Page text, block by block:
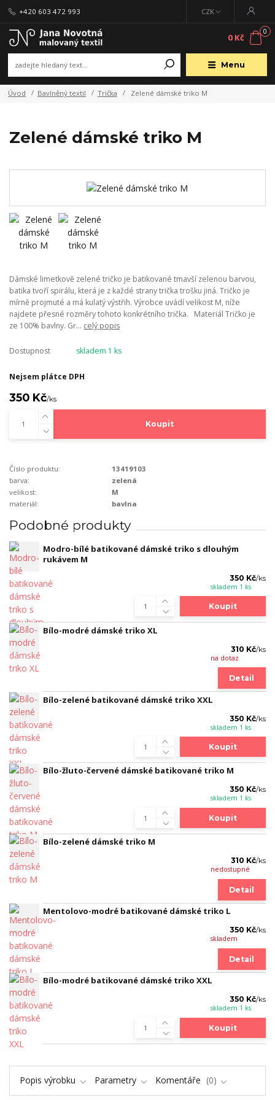
Menu
CZK
+420 603 472 993
0
0 Kč
Úvod Bavlněný textil Trička Zelené dámské triko M
Zelené dámské triko M
Dámské limetkově zelené tričko je batikované tmavší zelenou barvou,
batika tvoří spirálu, která je z každé strany trička trošku jiná. Tričko je
mírně projmuté a má kulatý výstřih. Výrobce uvádí velikost M, níže
najdete přesné rozměry tohoto konkrétního trička. Materiál Tričko je
ze 100% bavlny. Gr... celý popis
Dostupnost skladem 1 ks
Nejsem plátce DPH
350 Kč/ks
Koupit
Číslo produktu:
13419103
barva:
zelená
velikost:
M
materiál:
bavlna
Podobné produkty
Modro-bílé batikované dámské triko s dlouhým
rukávem M
350 Kč/ks
skladem 1 ks
Koupit
Bílo-modré dámské triko XL
310 Kč/ks
na dotaz
Detail
Bílo-zelené batikované dámské triko XXL
350 Kč/ks
skladem 1 ks
Koupit
Bílo-žluto-červené dámské batikované triko M
350 Kč/ks
skladem 1 ks
Koupit
Bílo-zelené dámské triko M
310 Kč/ks
nedostupné
Detail
Mentolovo-modré batikované dámské triko L
350 Kč/ks
skladem
Detail
Bílo-modré batikované dámské triko XXL
350 Kč/ks
skladem 1 ks
Koupit
Popis výrobku Parametry Komentáře 0